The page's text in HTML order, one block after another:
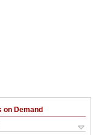
on Demand